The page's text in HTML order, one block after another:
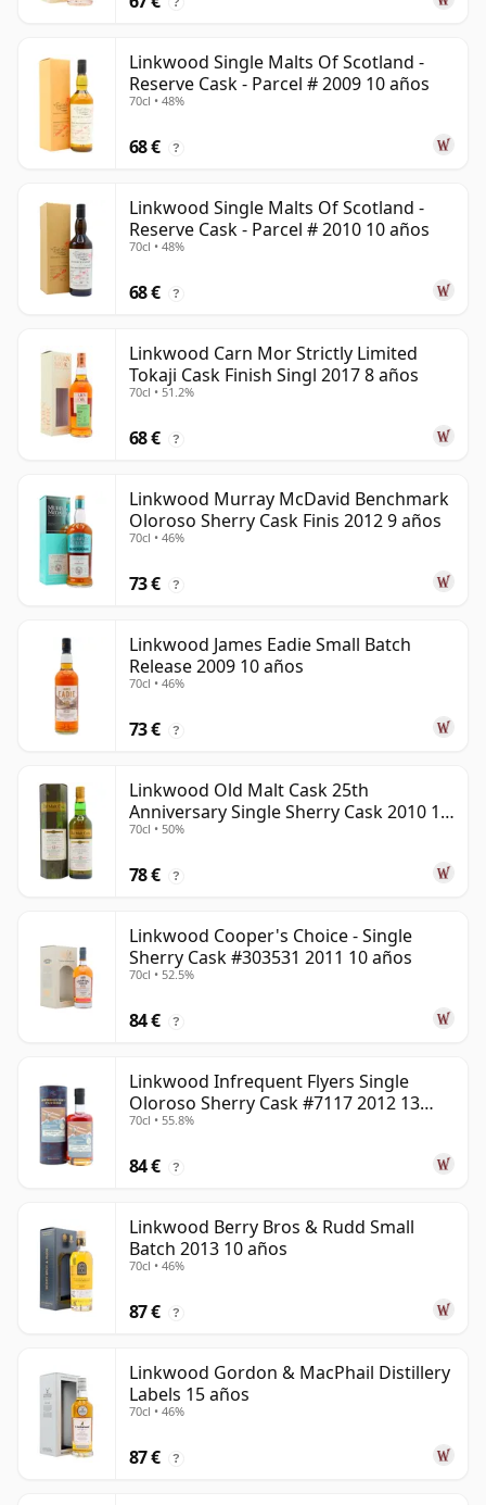
Linkwood Single Malts Of Scotland -
Reserve Cask - Parcel # 2009 10 años
70cl • 48%
68 € ?
Linkwood Single Malts Of Scotland -
Reserve Cask - Parcel # 2010 10 años
70cl • 48%
68 € ?
Linkwood Carn Mor Strictly Limited
Tokaji Cask Finish Singl 2017 8 años
70cl • 51.2%
68 € ?
Linkwood Murray McDavid Benchmark
Oloroso Sherry Cask Finis 2012 9 años
70cl • 46%
73 € ?
Linkwood James Eadie Small Batch
Release 2009 10 años
70cl • 46%
73 € ?
Linkwood Old Malt Cask 25th
Anniversary Single Sherry Cask 2010 13
años
70cl • 50%
78 € ?
Linkwood Cooper's Choice - Single
Sherry Cask #303531 2011 10 años
70cl • 52.5%
84 € ?
Linkwood Infrequent Flyers Single
Oloroso Sherry Cask #7117 2012 13
años
70cl • 55.8%
84 € ?
Linkwood Berry Bros & Rudd Small
Batch 2013 10 años
70cl • 46%
87 € ?
Linkwood Gordon & MacPhail Distillery
Labels 15 años
70cl • 46%
87 € ?